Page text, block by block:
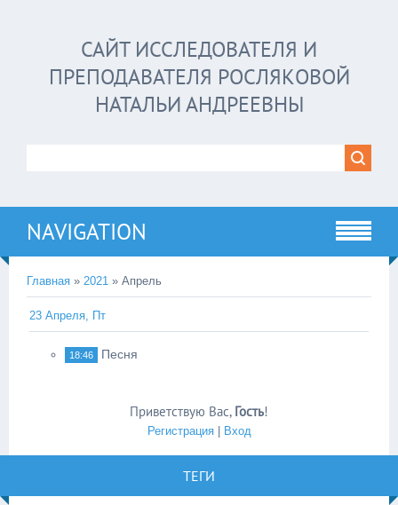
САЙТ ИССЛЕДОВАТЕЛЯ И
ПРЕПОДАВАТЕЛЯ РОСЛЯКОВОЙ
НАТАЛЬИ АНДРЕЕВНЫ
NAVIGATION
Главная » 2021 » Апрель
23 Апреля, Пт
18:46 Песня
Приветствую Вас, Гость!
Регистрация| Вход
ТЕГИ